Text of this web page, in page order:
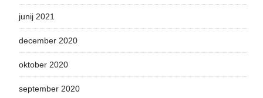
junij 2021
december 2020
oktober 2020
september 2020